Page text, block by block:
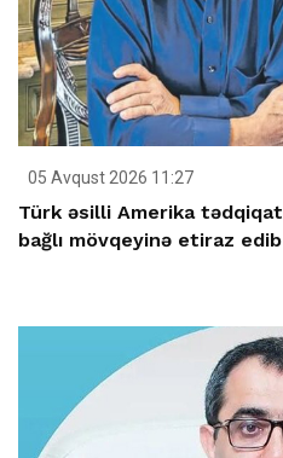
05 Avqust 2026 11:27
Türk əsilli Amerika
bağlı mövqeyinə etiraz edib